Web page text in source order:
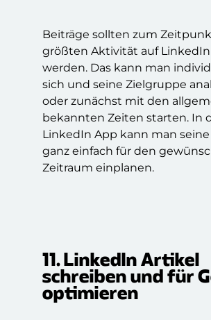
Beiträge sollten zum
größten Aktivität auf
werden. Das kann man
sich und seine Zielgruppe
oder zunächst mit den
bekannten Zeiten starten. In
LinkedIn App kann man seine
ganz einfach für den
Zeitraum einplanen.
11. LinkedIn Artikel
schreiben und für
optimieren